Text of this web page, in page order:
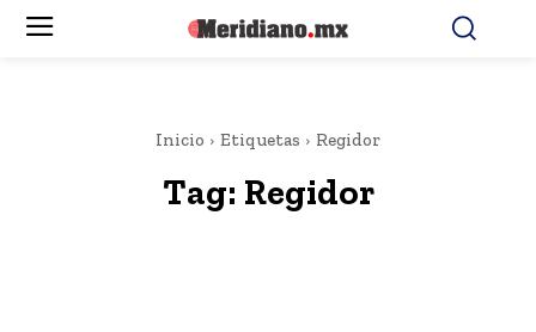
Inicio Etiquetas Regidor
Tag: Regidor